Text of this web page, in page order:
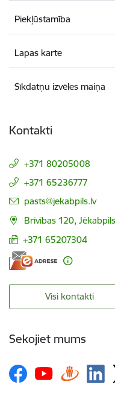
Piekļūstamība
Lapas karte
Sīkdatņu izvēles maiņa
Kontakti
+371 80205008
+371 65236777
E-pasts:
pasts@jekabpils.lv
Brīvības 120,
+371 65207304
Visi kontakti
Sekojiet mums